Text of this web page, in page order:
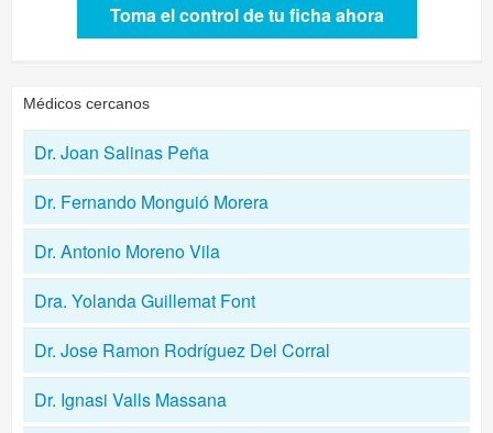
Toma el control de tu ficha ahora
Médicos cercanos
Dr. Joan Salinas Peña
Dr. Fernando Monguió Morera
Dr. Antonio Moreno Vila
Dra. Yolanda Guillemat Font
Dr. Jose Ramon Rodríguez Del Corral
Dr. Ignasi Valls Massana